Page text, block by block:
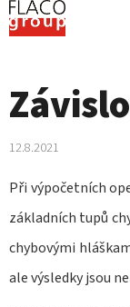
Přejít
na
12.8.2021
Při výpočetních
základních tupů
chybovými
ale výsledky jsou
K
O
K
Zpět
Zpět
C
O
P
O
T
Ř
E